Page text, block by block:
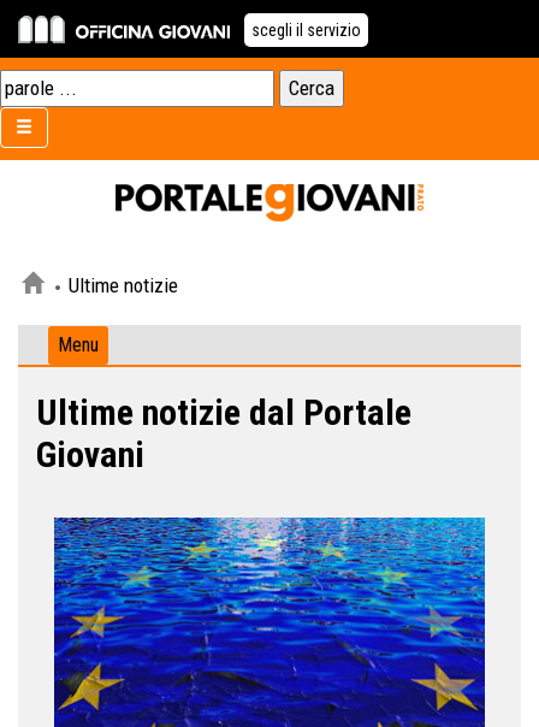
scegli il servizio
Ultime notizie
Menu
Ultime notizie dal Portale
Giovani